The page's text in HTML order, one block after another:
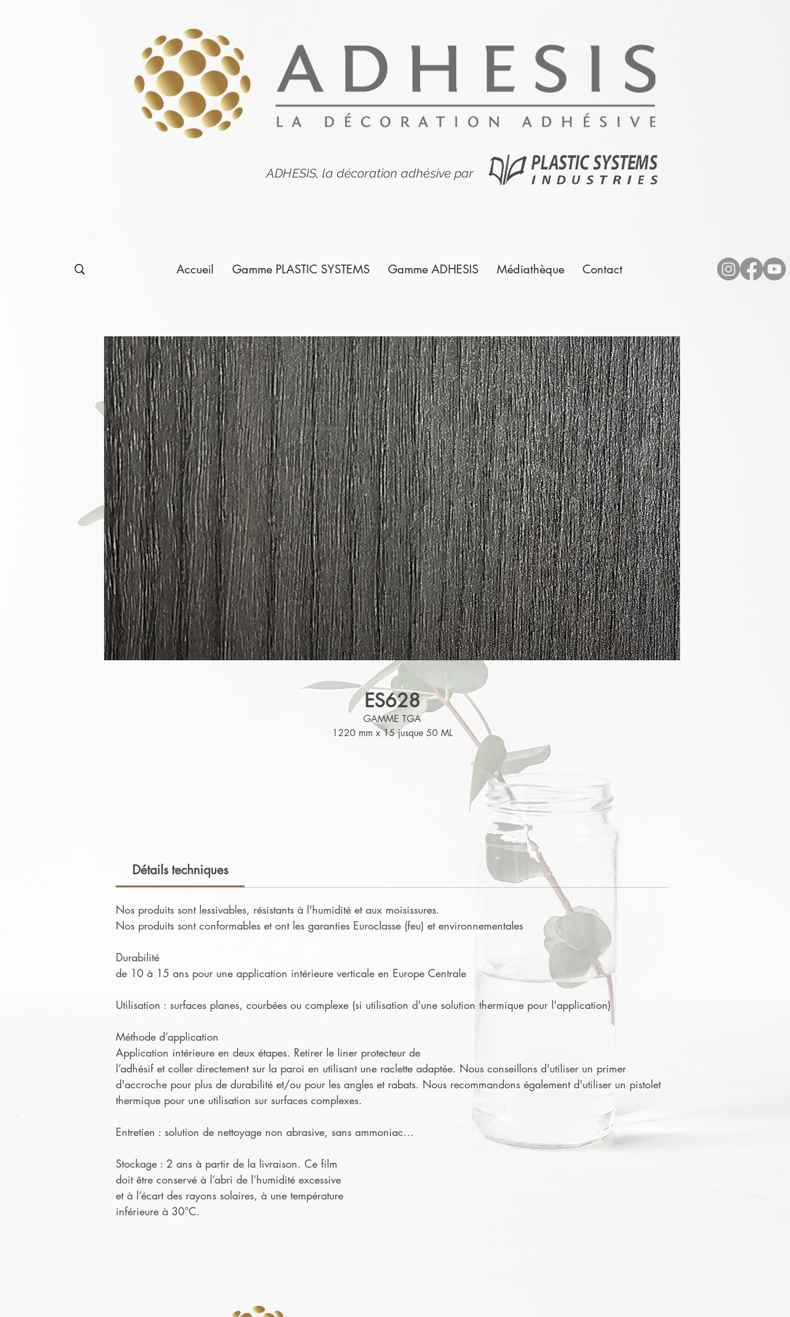
ADHESIS, la décoration adhésive par
Accueil Gamme PLASTIC SYSTEMS Gamme ADHESIS Médiathèque Contact
ES628
GAMME TGA
1220 mm x 15 jusque 50 ML
Détails techniques
Nos produits sont lessivables, résistants à l'humidité et aux moisissures.
Nos produits sont conformables et ont les garanties Euroclasse (feu) et environnementales
Durabilité
de 10 à 15 ans pour une application intérieure verticale en Europe Centrale
Utilisation : surfaces planes, courbées ou complexe (si utilisation d'une solution thermique pour l'application)
Méthode d’application
Application intérieure en deux étapes. Retirer le liner protecteur de
l’adhésif et coller directement sur la paroi en utilisant une raclette adaptée. Nous conseillons d'utiliser un primer
d'accroche pour plus de durabilité et/ou pour les angles et rabats. Nous recommandons également d'utiliser un pistolet
thermique pour une utilisation sur surfaces complexes.
Entretien : solution de nettoyage non abrasive, sans ammoniac...
Stockage : 2 ans à partir de la livraison. Ce film
doit être conservé à l’abri de l’humidité excessive
et à l’écart des rayons solaires, à une température
inférieure à 30°C.